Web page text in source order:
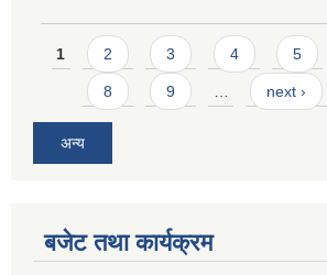
Pages
1 2 3 4 5
8 9 … next ›
अन्य
बजेट तथा कार्यक्रम